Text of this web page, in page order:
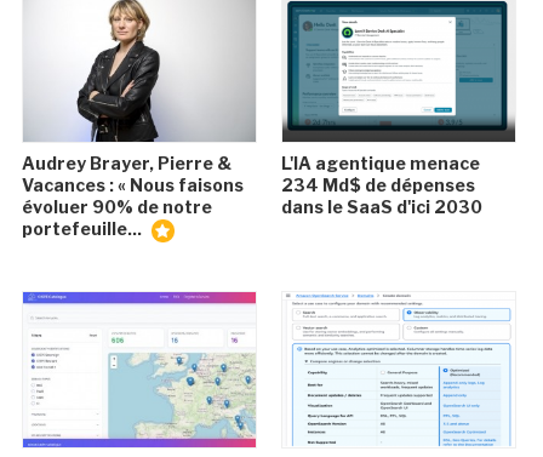
Audrey Brayer, Pierre &
Vacances : « Nous faisons
évoluer 90% de notre
portefeuille...
L'IA agentique menace
234 Md$ de dépenses
dans le SaaS d'ici 2030